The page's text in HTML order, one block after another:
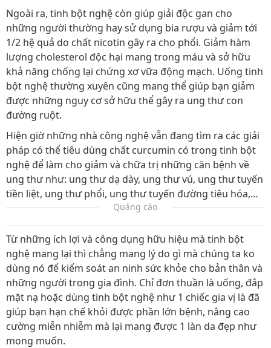
Ngoài ra, tinh bột nghệ còn giúp giải độc gan cho
những người thường hay sử dụng bia rượu và giảm tới
1/2 hệ quả do chất nicotin gây ra cho phổi. Giảm hàm
lượng cholesterol độc hại mang trong máu và sở hữu
khả năng chống lại chứng xơ vữa động mạch. Uống tinh
bột nghệ thường xuyên cũng mang thể giúp bạn giảm
được những nguy cơ sở hữu thể gây ra ung thư con
đường ruột.
Hiện giờ những nhà công nghệ vẫn đang tìm ra các giải
pháp có thể tiêu dùng chất curcumin có trong tinh bột
nghệ để làm cho giảm và chữa trị những căn bệnh về
ung thư như: ung thư dạ dày, ung thư vú, ung thư tuyến
tiền liệt, ung thư phổi, ung thư tuyến đường tiêu hóa,…
Quảng cáo
Từ những ích lợi và công dụng hữu hiệu mà tinh bột
nghệ mang lại thì chẳng mang lý do gì mà chúng ta ko
dùng nó để kiểm soát an ninh sức khỏe cho bản thân và
những người trong gia đình. Chỉ đơn thuần là uống, đắp
mặt nạ hoặc dùng tinh bột nghệ như 1 chiếc gia vị là đã
giúp bạn hạn chế khỏi được phần lớn bệnh, nâng cao
cường miễn nhiễm mà lại mang được 1 làn da đẹp như
mong muốn.